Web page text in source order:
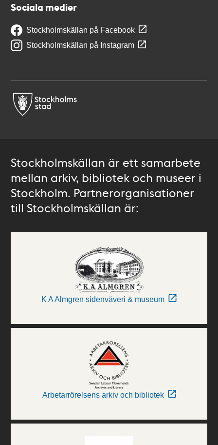
Sociala medier
Stockholmskällan på Facebook
Stockholmskällan på Instagram
Stockholmskällan är ett samarbete
mellan arkiv, bibliotek och museer i
Stockholm. Partnerorganisationer
till Stockholmskällan är:
K A Almgren sidenväveri & museum
Arbetarrörelsens arkiv och bibliotek